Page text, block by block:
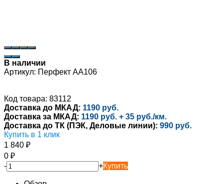
В наличии
Артикул: Перфект AA106
Код товара: 83112
Доставка до МКАД: 1190 руб.
Доставка за МКАД: 1190 руб. + 35 руб./км.
Доставка до ТК (ПЭК, Деловые линии): 990 руб.
Купить в 1 клик
1 840 ₽
0 ₽
-
+Купить